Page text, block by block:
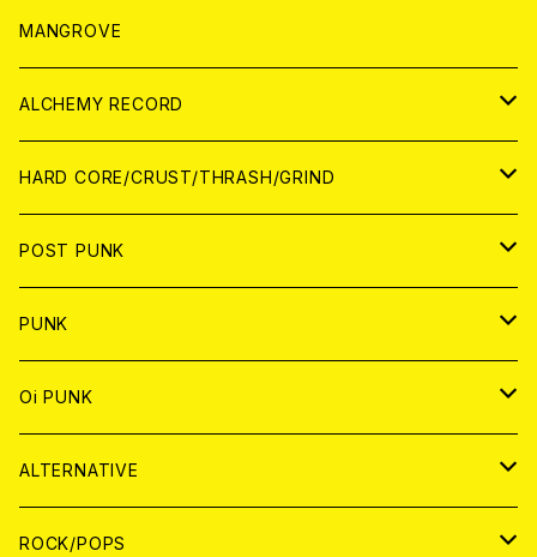
WORLD
アパレル
PATCH
アナログ
DIGITAL CONTENTS
MANGROVE
ALCHEMY RECORD
CD
ANALOG
HARD CORE/CRUST/THRASH/GRIND
JAPAN
CD
ANALOG
WORLD
CD
ANALOG
POST PUNK
CD
JAPAN
WORLD
ANALOG
JAPAN
WORLD
PUNK
JAPAN
CD
ANALOG
WORLD
CD
Oi PUNK
JAPAN
CD
WOLRD
ALTERNATIVE
JAPAN
ROCK/POPS